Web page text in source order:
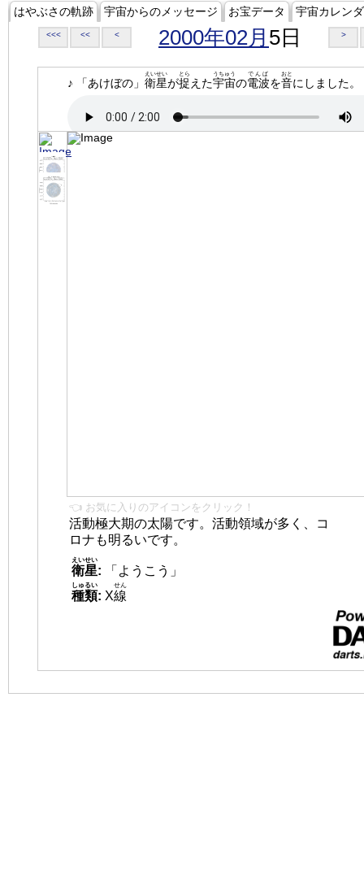
はやぶさの軌跡 宇宙からのメッセージ お宝データ 宇宙カレン
<<< << < 2000年02月 5日 >
♪ 「あけぼの」 衛星
えいせい
が捉
とら
えた宇宙
うちゅう
の電波
でんぱ
を音
おと
にしました。
👈 お気に入りのアイコンをクリック！
活動極大期の太陽です。活動領域が多く、コ
ロナも明るいです。
衛星
えいせい
:
「ようこう」
種類
しゅるい
: X線
せん